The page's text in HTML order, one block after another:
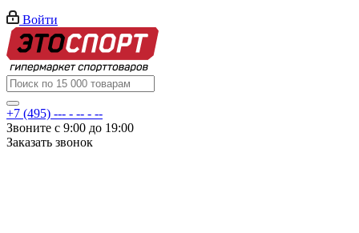
Войти
+7 (495) --- - -- - --
Звоните с 9:00 до 19:00
Заказать звонок